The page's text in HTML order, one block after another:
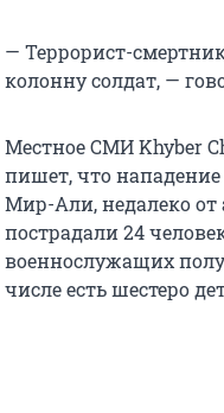
— Террорист-
колонну солдат, —
Местное СМИ Khyber
пишет, что
Мир-Али, недалеко от
пострадали 24
военнослужащих
числе есть шестеро